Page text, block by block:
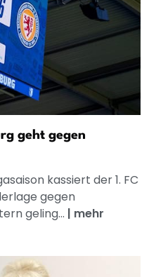
geht gegen
kassiert der 1. FC
gegen
geling... | mehr